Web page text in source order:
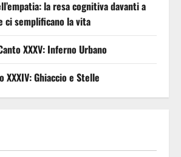
la resa cognitiva davanti a
ci semplificano la vita
XXXV: Inferno Urbano
XXXIV: Ghiaccio e Stelle